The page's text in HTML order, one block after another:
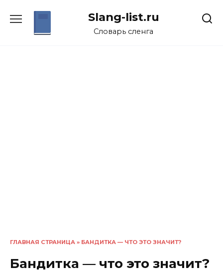
Slang-list.ru
Словарь сленга
ГЛАВНАЯ СТРАНИЦА » БАНДИТКА — ЧТО ЭТО ЗНАЧИТ?
Бандитка — что это значит?